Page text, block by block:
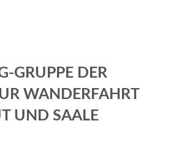
GRUPPE DER
WANDERFAHRT
UND SAALE